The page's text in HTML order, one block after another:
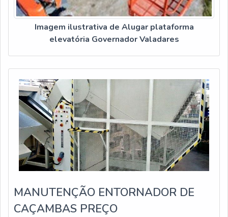
Imagem ilustrativa de Alugar plataforma
elevatória Governador Valadares
MANUTENÇÃO ENTORNADOR DE
CAÇAMBAS PREÇO